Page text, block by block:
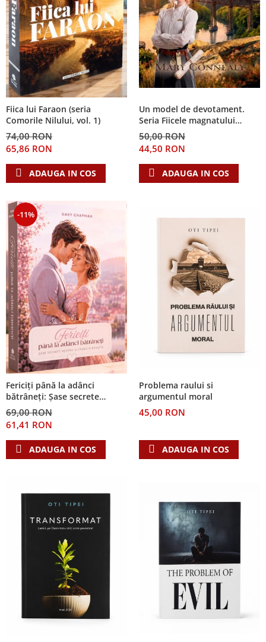
Fiica lui Faraon (seria
Comorile Nilului, vol. 1)
74,00 RON
65,86 RON
ADAUGA IN COS
Un model de devotament.
Seria Fiicele magnatului
forestier 3
50,00 RON
44,50 RON
ADAUGA IN COS
-11%
Fericiți până la adânci
bătrâneți: Șase secrete
pentru o căsnicie reușită
69,00 RON
61,41 RON
ADAUGA IN COS
Problema raului si
argumentul moral
45,00 RON
ADAUGA IN COS